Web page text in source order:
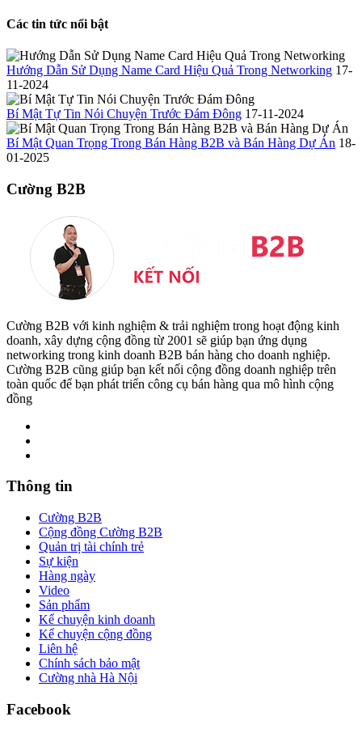
Các tin tức nổi bật
Hướng Dẫn Sử Dụng Name Card Hiệu Quả Trong Networking 17-
11-2024
Bí Mật Tự Tin Nói Chuyện Trước Đám Đông 17-11-2024
Bí Mật Quan Trọng Trong Bán Hàng B2B và Bán Hàng Dự Án 18-
01-2025
Cường B2B
Cường B2B với kinh nghiệm & trải nghiệm trong hoạt động kinh
doanh, xây dựng cộng đồng từ 2001 sẽ giúp bạn ứng dụng
networking trong kinh doanh B2B bán hàng cho doanh nghiệp.
Cường B2B cũng giúp bạn kết nối cộng đồng doanh nghiệp trên
toàn quốc để bạn phát triển công cụ bán hàng qua mô hình cộng
đồng
Thông tin
Cường B2B
Cộng đồng Cường B2B
Quản trị tài chính trẻ
Sự kiện
Hàng ngày
Video
Sản phẩm
Kể chuyện kinh doanh
Kể chuyện cộng đồng
Liên hệ
Chính sách bảo mật
Cường nhà Hà Nội
Facebook